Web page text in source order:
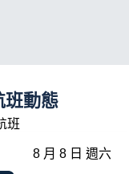
班動態
班
8 月 8 日 週六